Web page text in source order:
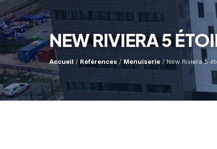
NEW RIVIERA 5
Accueil / Références /Menuiserie/ New Riviera 5